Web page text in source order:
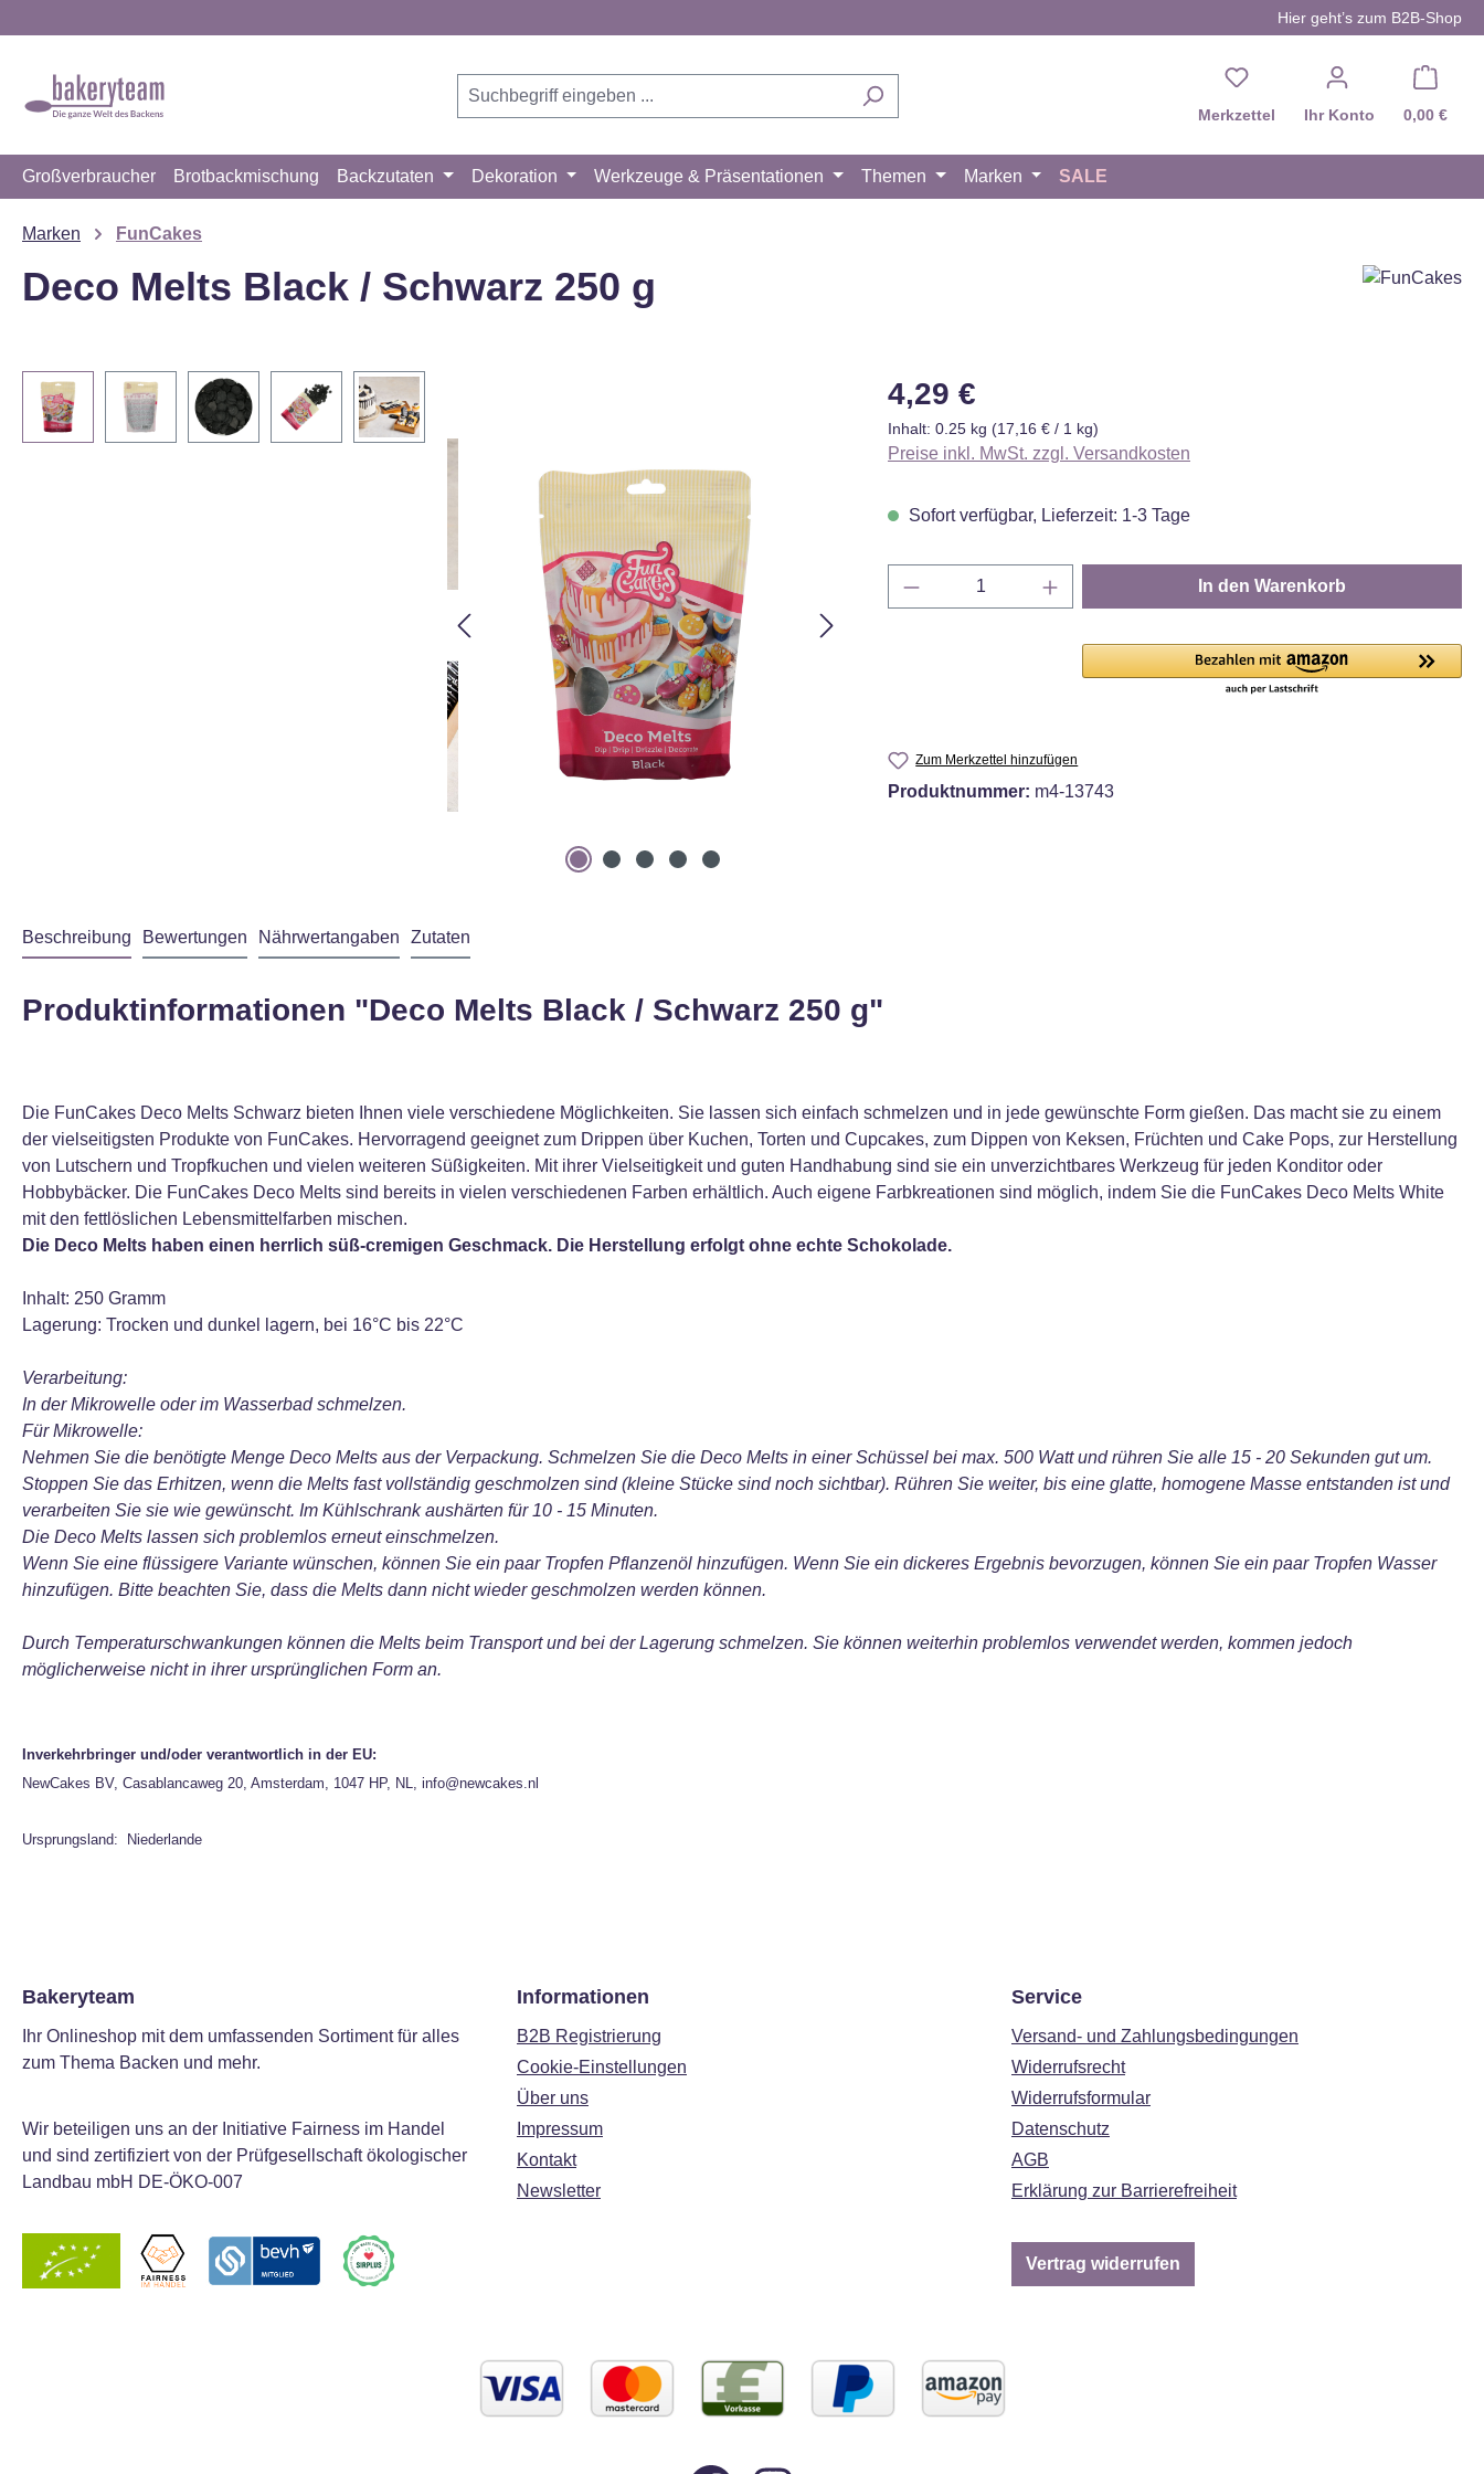
Hier geht’s zum B2B-Shop
Merkzettel Du hast 0 Produkte auf
Ihr Konto 0,00 €
Großverbraucher Brotbackmischung Backzutaten Dekoration Werkzeuge & Präsentationen Themen Marken SALE
Marken FunCakes
Deco Melts Black / Schwarz 250 g
Bildergalerie überspringen Regulärer Preis:
4,29 €
Inhalt: 0.25 kg (17,16 € / 1 kg)
Preise inkl. MwSt. zzgl. Versandkosten
Sofort verfügbar, Lieferzeit: 1-3 Tage
Produkt Anzahl: Gib den gewünschten Wert ein
In den Warenkorb
Zum Merkzettel hinzufügen
Produktnummer: m4-13743
Beschreibung Bewertungen Nährwertangaben Zutaten
Produktinformationen "Deco Melts Black / Schwarz 250 g"
Die FunCakes Deco Melts Schwarz bieten Ihnen viele verschiedene Möglichkeiten. Sie lassen sich einfach schmelzen und in jede gewünschte Form gießen. Das macht sie zu einem
der vielseitigsten Produkte von FunCakes. Hervorragend geeignet zum Drippen über Kuchen, Torten und Cupcakes, zum Dippen von Keksen, Früchten und Cake Pops, zur Herstellung
von Lutschern und Tropfkuchen und vielen weiteren Süßigkeiten. Mit ihrer Vielseitigkeit und guten Handhabung sind sie ein unverzichtbares Werkzeug für jeden Konditor oder
Hobbybäcker. Die FunCakes Deco Melts sind bereits in vielen verschiedenen Farben erhältlich. Auch eigene Farbkreationen sind möglich, indem Sie die FunCakes Deco Melts White
mit den fettlöslichen Lebensmittelfarben mischen.
Die Deco Melts haben einen herrlich süß-cremigen Geschmack. Die Herstellung erfolgt ohne echte Schokolade.
Inhalt: 250 Gramm
Lagerung: Trocken und dunkel lagern, bei 16°C bis 22°C
Verarbeitung:
In der Mikrowelle oder im Wasserbad schmelzen.
Für Mikrowelle:
Nehmen Sie die benötigte Menge Deco Melts aus der Verpackung. Schmelzen Sie die Deco Melts in einer Schüssel bei max. 500 Watt und rühren Sie alle 15 - 20 Sekunden gut um.
Stoppen Sie das Erhitzen, wenn die Melts fast vollständig geschmolzen sind (kleine Stücke sind noch sichtbar). Rühren Sie weiter, bis eine glatte, homogene Masse entstanden ist und
verarbeiten Sie sie wie gewünscht. Im Kühlschrank aushärten für 10 - 15 Minuten.
Die Deco Melts lassen sich problemlos erneut einschmelzen.
Wenn Sie eine flüssigere Variante wünschen, können Sie ein paar Tropfen Pflanzenöl hinzufügen. Wenn Sie ein dickeres Ergebnis bevorzugen, können Sie ein paar Tropfen Wasser
hinzufügen. Bitte beachten Sie, dass die Melts dann nicht wieder geschmolzen werden können.
Durch Temperaturschwankungen können die Melts beim Transport und bei der Lagerung schmelzen. Sie können weiterhin problemlos verwendet werden, kommen jedoch
möglicherweise nicht in ihrer ursprünglichen Form an.
Inverkehrbringer und/oder verantwortlich in der EU:
NewCakes BV, Casablancaweg 20, Amsterdam, 1047 HP, NL, info@newcakes.nl
Ursprungsland: Niederlande
Bakeryteam
Ihr Onlineshop mit dem umfassenden Sortiment für alles
zum Thema Backen und mehr.
Wir beteiligen uns an der Initiative Fairness im Handel
und sind zertifiziert von der Prüfgesellschaft ökologischer
Landbau mbH DE-ÖKO-007
Informationen
B2B Registrierung
Cookie-Einstellungen
Über uns
Impressum
Kontakt
Newsletter
Service
Versand- und Zahlungsbedingungen
Widerrufsrecht
Widerrufsformular
Datenschutz
AGB
Erklärung zur Barrierefreiheit
Vertrag widerrufen